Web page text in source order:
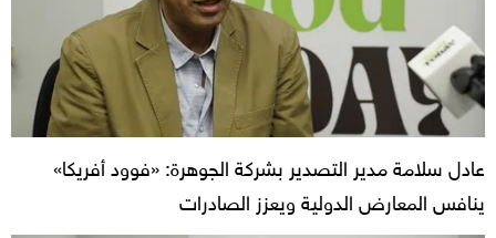
عادل سلامة مدير التصدير بشركة الجوهرة: «فوود أفريكا»
ينافس المعارض الدولية ويعزز الصادرات